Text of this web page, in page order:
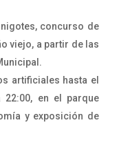
concurso de
viejo, a partir de las
artificiales hasta el
en el parque
y exposición de